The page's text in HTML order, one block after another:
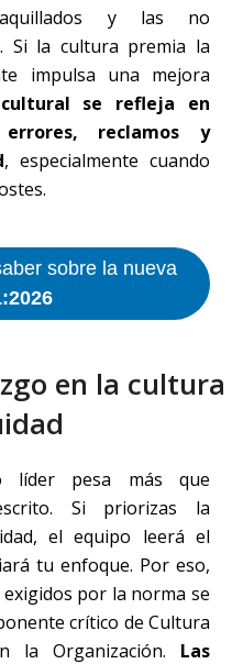
y las no
Si la cultura premia la
impulsa una mejora
se refleja en
reclamos y
, especialmente cuando
sobre la nueva
en la cultura
líder pesa más que
Si priorizas la
el equipo leerá el
tu enfoque. Por eso,
por la norma se
crítico de Cultura
la Organización. Las